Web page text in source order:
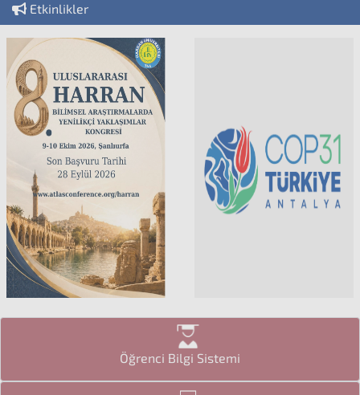
Etkinlikler
Öğrenci Bilgi Sistemi